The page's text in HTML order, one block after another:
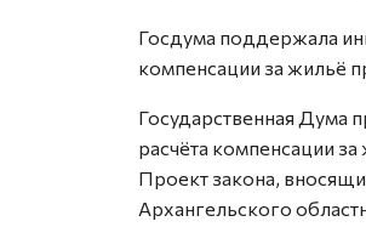
Госдума поддержала
компенсации за жильё
Государственная Дума
расчёта компенсации
Проект закона,
Архангельского